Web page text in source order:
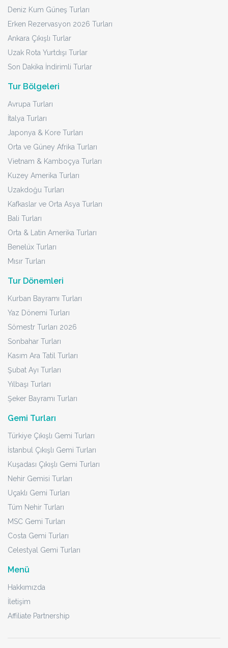
Deniz Kum Güneş Turları
Erken Rezervasyon 2026 Turları
Ankara Çıkışlı Turlar
Uzak Rota Yurtdışı Turlar
Son Dakika İndirimli Turlar
Tur Bölgeleri
Avrupa Turları
İtalya Turları
Japonya & Kore Turları
Orta ve Güney Afrika Turları
Vietnam & Kamboçya Turları
Kuzey Amerika Turları
Uzakdoğu Turları
Kafkaslar ve Orta Asya Turları
Bali Turları
Orta & Latin Amerika Turları
Benelüx Turları
Mısır Turları
Tur Dönemleri
Kurban Bayramı Turları
Yaz Dönemi Turları
Sömestr Turları 2026
Sonbahar Turları
Kasım Ara Tatil Turları
Şubat Ayı Turları
Yılbaşı Turları
Şeker Bayramı Turları
Gemi Turları
Türkiye Çıkışlı Gemi Turları
İstanbul Çıkışlı Gemi Turları
Kuşadası Çıkışlı Gemi Turları
Nehir Gemisi Turları
Uçaklı Gemi Turları
Tüm Nehir Turları
MSC Gemi Turları
Costa Gemi Turları
Celestyal Gemi Turları
Menü
Hakkımızda
İletişim
Affiliate Partnership